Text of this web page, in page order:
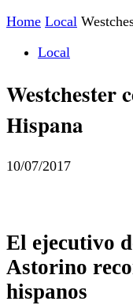
Home Local
Local
Westchester
Hispana
10/07/2017
El ejecutivo
Astorino
hispanos